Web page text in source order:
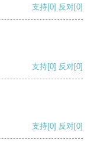
支持[0] 反对[0]
支持[0] 反对[0]
支持[0] 反对[0]